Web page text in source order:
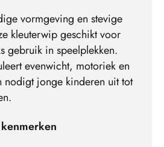
vormgeving en stevige
kleuterwip geschikt voor
gebruik in speelplekken.
evenwicht, motoriek en
nodigt jonge kinderen uit tot